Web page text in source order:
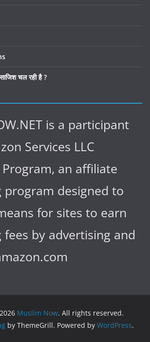
चल रही है ?
is a participant
Services LLC
an affiliate
program designed to
for sites to earn
fees by advertising and
Muslim Now. All rights reserved.
by ThemeGrill. Powered by WordPress.